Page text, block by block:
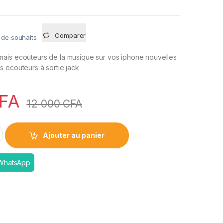
souhaits Comparer
ecouteurs de la musique sur vos iphone nouvelles
ecouteurs à sortie jack
12 000CFA
vers mini-jack 3,5 mm | Offres STANDARD et VIP quantity
Ajouter au panier